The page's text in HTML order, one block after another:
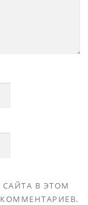
В ЭТОМ